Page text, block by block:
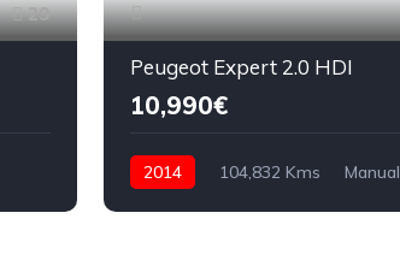
29
Peugeot Expert 2.0 HDI
10,990€
2014 104,832 Kms Manual